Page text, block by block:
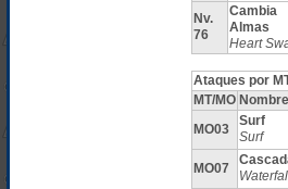
Nv.
76
Cambia
Almas
Heart
Ataques por
MT/MO Nombre
MO03
Surf
Surf
MO07